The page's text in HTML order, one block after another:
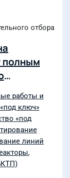
отбора
приказу
С8-26-
в т.ч.
н, д.
работы и
ключ»
«под
линий
,